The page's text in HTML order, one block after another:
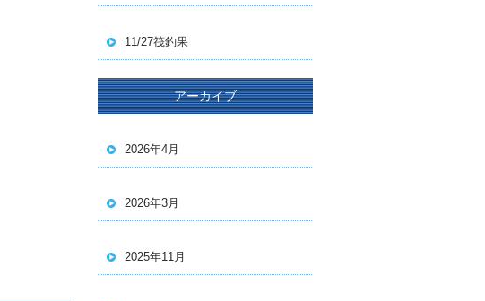
11/27筏釣果
アーカイブ
2026年4月
2026年3月
2025年11月